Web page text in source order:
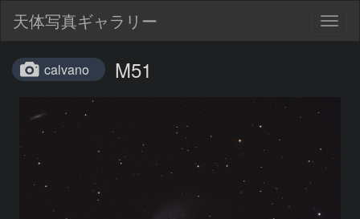
天体写真ギャラリー
calvano M51